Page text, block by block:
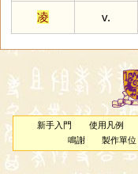
凌
v.
新手入門 使用凡例
鳴謝
製作單位